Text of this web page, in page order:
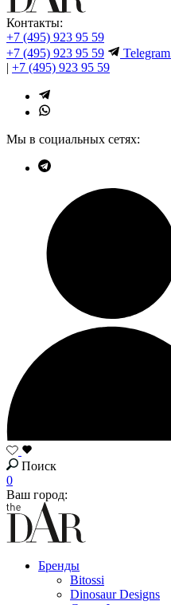
Контакты:
+7 (495) 923 95 59
+7 (495) 923 95 59
Telegram
| +7 (495) 923 95 59
Мы в социальных сетях:
Поиск
0
Ваш город:
Бренды
Bitossi
Dinosaur Designs